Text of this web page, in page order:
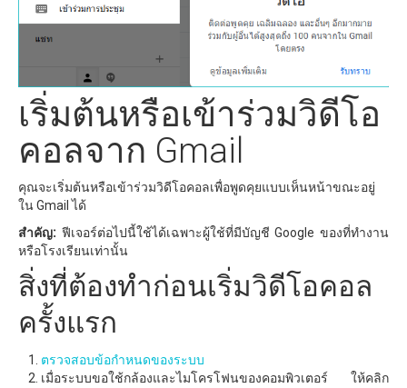
เริ่มต้นหรือเข้าร่วมวิดีโอ
คอลจาก Gmail
คุณจะเริ่มต้นหรือเข้าร่วมวิดีโอคอลเพื่อพูดคุยแบบเห็นหน้าขณะอยู่
ใน Gmail ได้
สำคัญ: ฟีเจอร์ต่อไปนี้ใช้ได้เฉพาะผู้ใช้ที่มีบัญชี Google ของที่ทำงาน
หรือโรงเรียนเท่านั้น
สิ่งที่ต้องทำก่อนเริ่มวิดีโอคอล
ครั้งแรก
ตรวจสอบข้อกำหนดของระบบ
เมื่อระบบขอใช้กล้องและไมโครโฟนของคอมพิวเตอร์ ให้คลิก